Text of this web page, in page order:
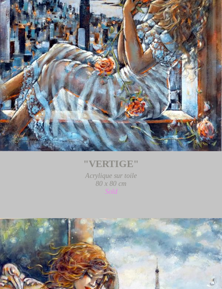
"VERTIGE"
Acrylique sur toile
80 x 80 cm
Sold